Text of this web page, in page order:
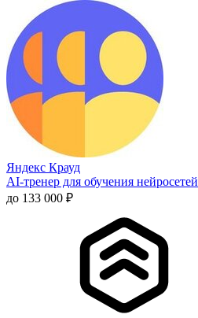
Яндекс Крауд
AI-тренер для обучения нейросетей
до 133 000 ₽